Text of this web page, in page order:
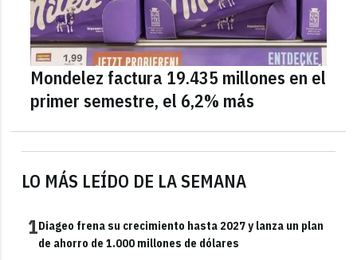
LO MÁS LEÍDO DE LA SEMANA
1Diageo frena su crecimiento hasta 2027 y lanza un plan
de ahorro de 1.000 millones de dólares
Mondelez factura 19.435 millones en el
primer semestre, el 6,2% más